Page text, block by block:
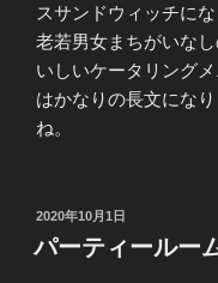
スサンドウィッチに
老若男女まちがいな
いしいケータリング
はかなりの長文にな
ね。
投
日:
2020年10月1日
パーティールー